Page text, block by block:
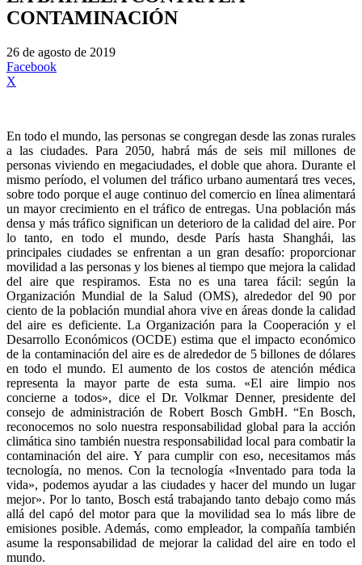
CONTAMINACIÓN
26 de agosto de 2019
Facebook
X
En todo el mundo, las personas se congregan desde las zonas rurales
a las ciudades. Para 2050, habrá más de seis mil millones de
personas viviendo en megaciudades, el doble que ahora. Durante el
mismo período, el volumen del tráfico urbano aumentará tres veces,
sobre todo porque el auge continuo del comercio en línea alimentará
un mayor crecimiento en el tráfico de entregas. Una población más
densa y más tráfico significan un deterioro de la calidad del aire. Por
lo tanto, en todo el mundo, desde París hasta Shanghái, las
principales ciudades se enfrentan a un gran desafío: proporcionar
movilidad a las personas y los bienes al tiempo que mejora la calidad
del aire que respiramos. Esta no es una tarea fácil: según la
Organización Mundial de la Salud (OMS), alrededor del 90 por
ciento de la población mundial ahora vive en áreas donde la calidad
del aire es deficiente. La Organización para la Cooperación y el
Desarrollo Económicos (OCDE) estima que el impacto económico
de la contaminación del aire es de alrededor de 5 billones de dólares
en todo el mundo. El aumento de los costos de atención médica
representa la mayor parte de esta suma. «El aire limpio nos
concierne a todos», dice el Dr. Volkmar Denner, presidente del
consejo de administración de Robert Bosch GmbH. “En Bosch,
reconocemos no solo nuestra responsabilidad global para la acción
climática sino también nuestra responsabilidad local para combatir la
contaminación del aire. Y para cumplir con eso, necesitamos más
tecnología, no menos. Con la tecnología «Inventado para toda la
vida», podemos ayudar a las ciudades y hacer del mundo un lugar
mejor». Por lo tanto, Bosch está trabajando tanto debajo como más
allá del capó del motor para que la movilidad sea lo más libre de
emisiones posible. Además, como empleador, la compañía también
asume la responsabilidad de mejorar la calidad del aire en todo el
mundo.